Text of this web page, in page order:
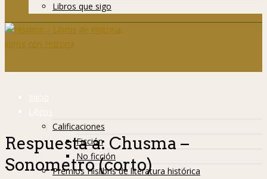
Libros que sigo
Inicio
Libros
Calificaciones
Ficción
No ficción
Premios Hislibris de literatura histórica
Respuesta a: Chusma –
Sonometro (corto)